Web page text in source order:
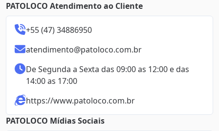
PATOLOCO Atendimento ao Cliente
+55 (47) 34886950
atendimento@patoloco.com.br
De Segunda a Sexta das 09:00 as 12:00 e das
14:00 as 17:00
https://www.patoloco.com.br
PATOLOCO Mídias Sociais